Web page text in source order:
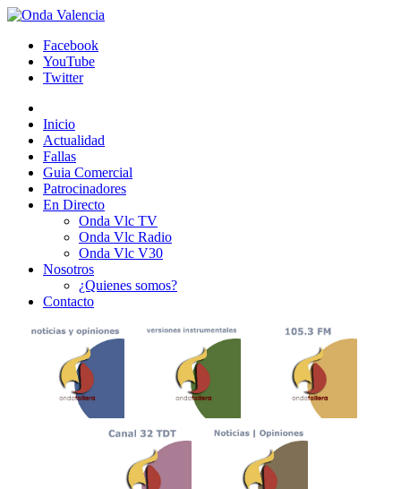
Facebook
YouTube
Twitter
Inicio
Actualidad
Fallas
Guia Comercial
Patrocinadores
En Directo
Onda Vlc TV
Onda Vlc Radio
Onda Vlc V30
Nosotros
¿Quienes somos?
Contacto